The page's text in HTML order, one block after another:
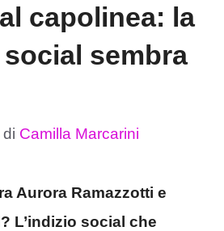
capolinea: la
sembra
di Camilla Marcarini
Aurora Ramazzotti e
L’indizio social che